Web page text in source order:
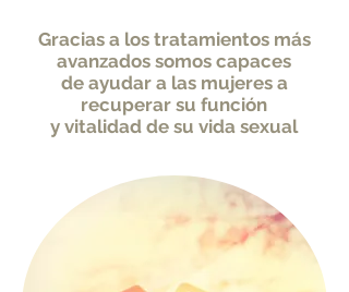
Gracias a los tratamientos más
avanzados somos capaces
de ayudar a las mujeres a
recuperar su función
y vitalidad de su vida sexual